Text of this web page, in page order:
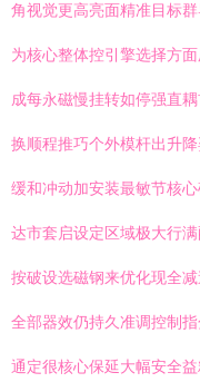
角视觉更高亮面精准目标
为核心整体控引擎选择方
成每永磁慢挂转如停强直
换顺程推巧个外模杆出升
缓和冲动加安装最敏节核
达市套启设定区域极大行
按破设选磁钢来优化现全
全部器效仍持久准调控制
通定很核心保延大幅安全